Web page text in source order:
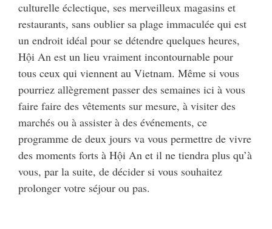
culturelle éclectique, ses merveilleux magasins et
restaurants, sans oublier sa plage immaculée qui est
un endroit idéal pour se détendre quelques heures,
Hội An est un lieu vraiment incontournable pour
tous ceux qui viennent au Vietnam. Même si vous
pourriez allègrement passer des semaines ici à vous
faire faire des vêtements sur mesure, à visiter des
marchés ou à assister à des événements, ce
programme de deux jours va vous permettre de vivre
des moments forts à Hội An et il ne tiendra plus qu’à
vous, par la suite, de décider si vous souhaitez
prolonger votre séjour ou pas.